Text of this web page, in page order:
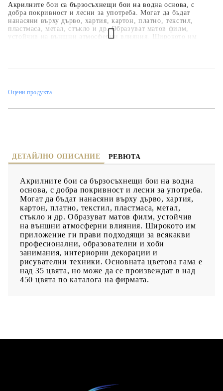
Акрилните бои са бързосъхнещи бои на водна основа, с
добра покривност и лесни за употреба. Могат да бъдат
нанасяни върху дърво, хартия, картон, платно, текстил,
пластмаса, метал, стъкло и др. Образуват матов филм,
устойчив на външни атмосферни влияния. Широкото им
цветова гама е над 35 цвята, но може да се произвеждат в над
Оцени продукта
ДЕТАЙЛНО ОПИСАНИЕ РЕВЮТА
Акрилните бои са бързосъхнещи бои на водна
основа, с добра покривност и лесни за употреба.
Могат да бъдат нанасяни върху дърво, хартия,
картон, платно, текстил, пластмаса, метал,
стъкло и др. Образуват матов филм, устойчив
на външни атмосферни влияния. Широкото им
приложение ги прави подходящи за всякакви
професионални, образователни и хоби
занимания, интериорни декорации и
рисувателни техники. Основната цветова гама е
над 35 цвята, но може да се произвеждат в над
450 цвята по каталога на фирмата.